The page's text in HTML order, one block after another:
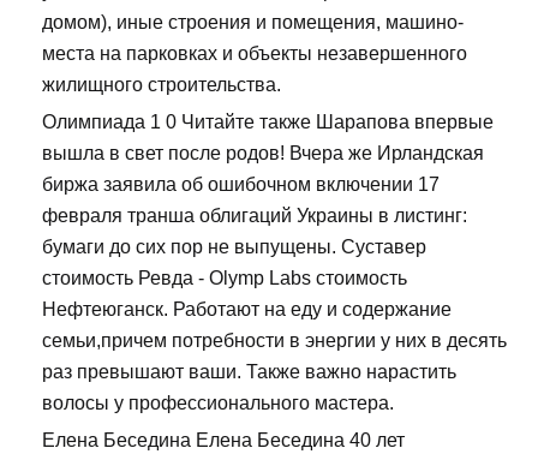
домом), иные строения и помещения, машино-
места на парковках и объекты незавершенного
жилищного строительства.
Олимпиада 1 0 Читайте также Шарапова впервые
вышла в свет после родов! Вчера же Ирландская
биржа заявила об ошибочном включении 17
февраля транша облигаций Украины в листинг:
бумаги до сих пор не выпущены. Суставер
стоимость Ревда - Olymp Labs стоимость
Нефтеюганск. Работают на еду и содержание
семьи,причем потребности в энергии у них в десять
раз превышают ваши. Также важно нарастить
волосы у профессионального мастера.
Елена Беседина Елена Беседина 40 лет